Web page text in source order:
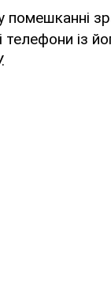
помешканні
телефони із